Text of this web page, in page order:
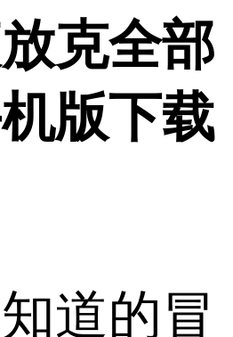
克全部
版下载
道的冒